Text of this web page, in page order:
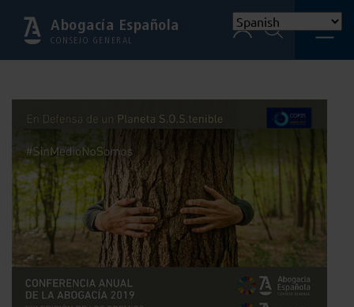
Abogacía Española
CONSEJO GENERAL